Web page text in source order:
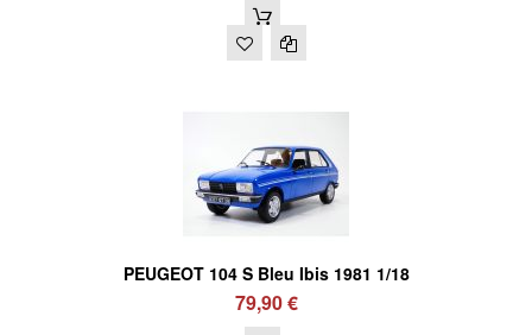
PEUGEOT 104 S Bleu Ibis 1981 1/18
79,90 €